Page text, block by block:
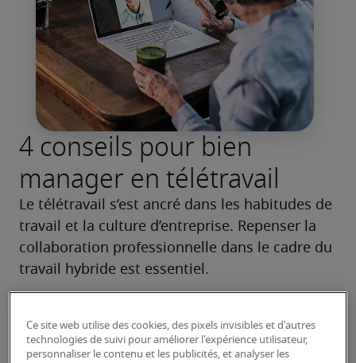
4 conseils pour bien
manager en télétravail
Le télétravail s’est ancré dans les habitudes de
travail et la culture d’entreprise. Repenser la
collaboration professionnelle dans le cadre du
travail hybride est essentiel.
Ce site web utilise des cookies, des pixels invisibles et d'autres
technologies de suivi pour améliorer l'expérience utilisateur,
personnaliser le contenu et les publicités, et analyser les